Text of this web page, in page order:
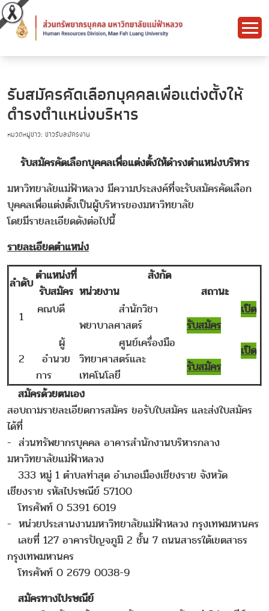
รับสมัครคัดเลือกบุคคลเพื่อแต่งตั้งให้
ดำรงตำแหน่งบริหาร
หมวดหมู่ข่าว: ข่าวรับสมัครงาน
รับสมัครคัดเลือกบุคคลเพื่อแต่งตั้งให้ดำรงตำแหน่งบริหาร
มหาวิทยาลัยแม่ฟ้าหลวง มีความประสงค์ที่จะรับสมัครคัดเลือก
บุคคลเพื่อแต่งตั้งเป็นผู้บริหารของมหาวิทยาลัย
โดยมีรายละเอียดดังต่อไปนี้
รายละเอียดตำแหน่ง
ลำดับตำแหน่งที่
รับสมัคร
สังกัด
หน่วยงาน
สถานะ
1
คณบดี
สำนักวิชา
พยาบาลศาสตร์
เปิด
รับสมัคร
2
ผู้
อำนวย
การ
ศูนย์เครื่องมือ
วิทยาศาสตร์และ
เทคโนโลยี
เปิด
รับสมัคร
สมัครด้วยตนเอง
สอบถามรายละเอียดการสมัคร ขอรับใบสมัคร และส่งใบสมัคร
ได้ที่
- ส่วนทรัพยากรบุคคล อาคารสำนักงานบริหารกลาง
มหาวิทยาลัยแม่ฟ้าหลวง
333 หมู่ 1 ตำบลท่าสุด อำเภอเมืองเชียงราย จังหวัด
เชียงราย รหัสไปรษณีย์ 57100
โทรศัพท์ 0 5391 6019
- หน่วยประสานงานมหาวิทยาลัยแม่ฟ้าหลวง กรุงเทพมหานคร
เลขที่ 127 อาคารปัญจภูมิ 2 ชั้น 7 ถนนสาธรใต้เขตสาธร
กรุงเทพมหานคร
โทรศัพท์ 0 2679 0038-9
สมัครทางไปรษณีย์